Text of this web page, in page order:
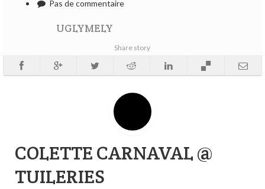
Pas de commentaire
UGLYMELY
Share story
COLETTE CARNAVAL @
TUILERIES